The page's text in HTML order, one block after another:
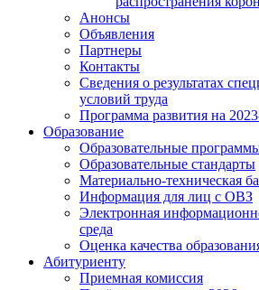
Анонсы
Объявления
Партнеры
Контакты
Сведения о результатах
условий труда
Программа развития на
Образование
Образовательные
Образовательные стандарты
Материально-техническая
Информация для лиц с ОВЗ
Электронная
среда
Оценка качества
Абитуриенту
Приемная комиссия